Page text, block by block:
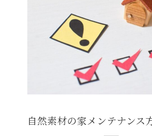
経年変化を楽しむ暮らし方